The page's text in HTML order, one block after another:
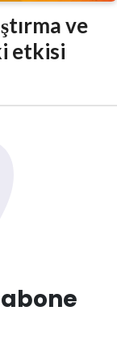
ve
etkisi